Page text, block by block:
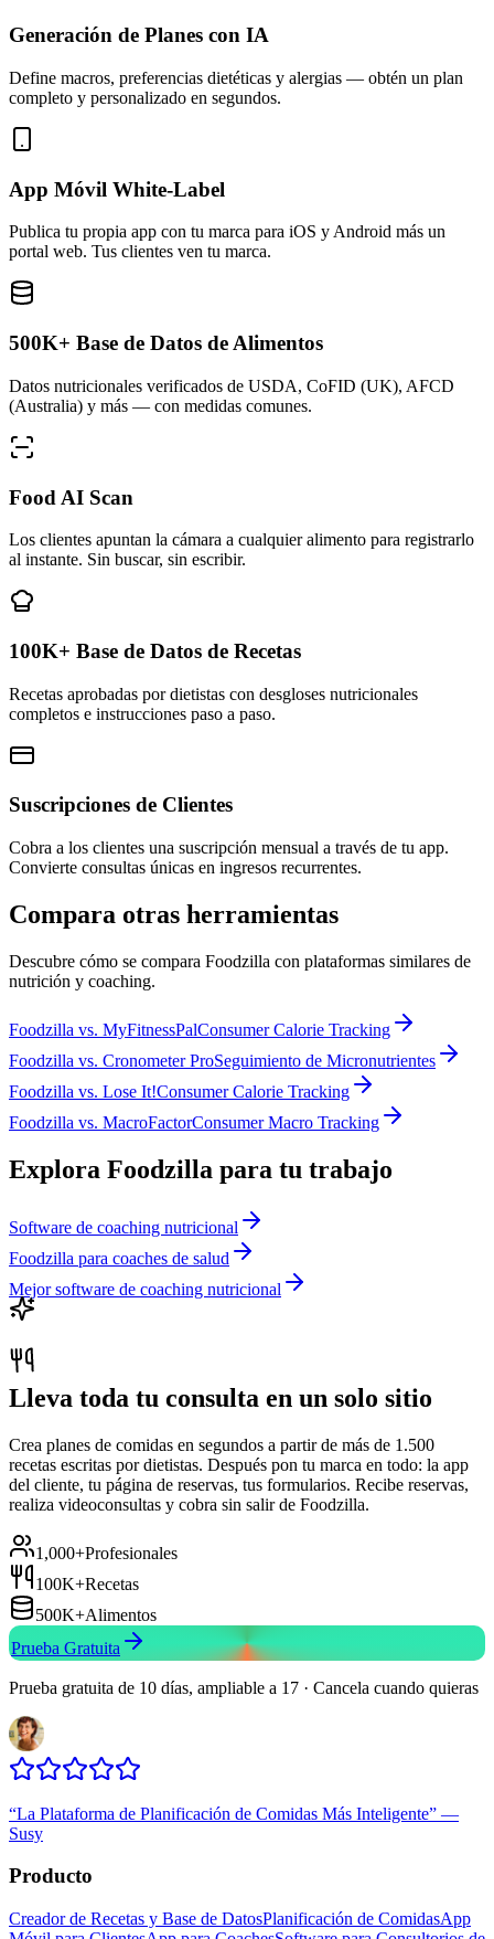
Generación de Planes con IA
Define macros, preferencias dietéticas y alergias — obtén un plan
completo y personalizado en segundos.
App Móvil White-Label
Publica tu propia app con tu marca para iOS y Android más un
portal web. Tus clientes ven tu marca.
500K+ Base de Datos de Alimentos
Datos nutricionales verificados de USDA, CoFID (UK), AFCD
(Australia) y más — con medidas comunes.
Food AI Scan
Los clientes apuntan la cámara a cualquier alimento para registrarlo
al instante. Sin buscar, sin escribir.
100K+ Base de Datos de Recetas
Recetas aprobadas por dietistas con desgloses nutricionales
completos e instrucciones paso a paso.
Suscripciones de Clientes
Cobra a los clientes una suscripción mensual a través de tu app.
Convierte consultas únicas en ingresos recurrentes.
Compara otras herramientas
Descubre cómo se compara Foodzilla con plataformas similares de
nutrición y coaching.
Foodzilla vs. MyFitnessPalConsumer Calorie Tracking
Foodzilla vs. Cronometer ProSeguimiento de Micronutrientes
Foodzilla vs. Lose It!Consumer Calorie Tracking
Foodzilla vs. MacroFactorConsumer Macro Tracking
Explora Foodzilla para tu trabajo
Software de coaching nutricional
Foodzilla para coaches de salud
Mejor software de coaching nutricional
Lleva toda tu consulta en un solo sitio
Crea planes de comidas en segundos a partir de más de 1.500
recetas escritas por dietistas. Después pon tu marca en todo: la app
del cliente, tu página de reservas, tus formularios. Recibe reservas,
realiza videoconsultas y cobra sin salir de Foodzilla.
1,000+Profesionales
100K+Recetas
500K+Alimentos
Prueba Gratuita
Prueba gratuita de 10 días, ampliable a 17 · Cancela cuando quieras
“La Plataforma de Planificación de Comidas Más Inteligente” —
Susy
Producto
Creador de Recetas y Base de DatosPlanificación de ComidasApp